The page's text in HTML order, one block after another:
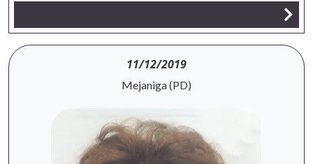
11/12/2019
Mejaniga (PD)